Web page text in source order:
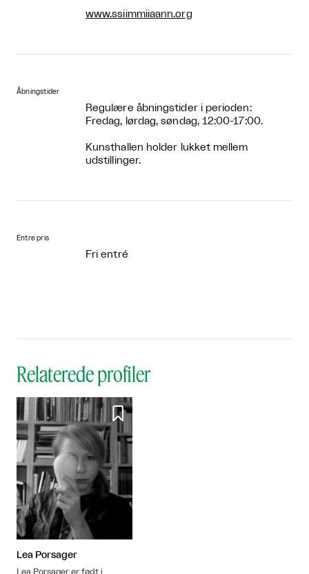
www.ssiimmiiaann.org
Åbningstider
Regulære åbningstider i perioden:
Fredag, lørdag, søndag, 12:00-17:00.
Kunsthallen holder lukket mellem
udstillinger.
Entre pris
Fri entré
Relaterede profiler

Lea Porsager
Lea Porsager er født i